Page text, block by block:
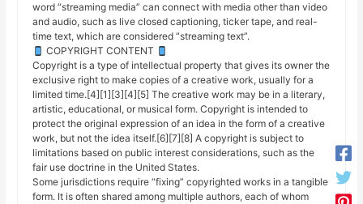
word “streaming media” can connect with media other than video
and audio, such as live closed captioning, ticker tape, and real-
time text, which are considered “streaming text”.
COPYRIGHT CONTENT
Copyright is a type of intellectual property that gives its owner the
exclusive right to make copies of a creative work, usually for a
limited time.[4][1][3][4][5] The creative work may be in a literary,
artistic, educational, or musical form. Copyright is intended to
protect the original expression of an idea in the form of a creative
work, but not the idea itself.[6][7][8] A copyright is subject to
limitations based on public interest considerations, such as the
fair use doctrine in the United States.
Some jurisdictions require “fixing” copyrighted works in a tangible
form. It is often shared among multiple authors, each of whom